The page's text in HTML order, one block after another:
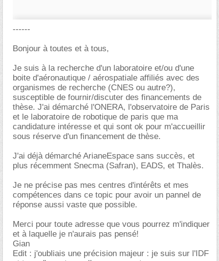
------
Bonjour à toutes et à tous,
Je suis à la recherche d'un laboratoire et/ou d'une
boite d'aéronautique / aérospatiale affiliés avec des
organismes de recherche (CNES ou autre?),
susceptible de fournir/discuter des financements de
thèse. J'ai démarché l'ONERA, l'observatoire de Paris
et le laboratoire de robotique de paris que ma
candidature intéresse et qui sont ok pour m'accueillir
sous réserve d'un financement de thèse.
J'ai déjà démarché ArianeEspace sans succès, et
plus récemment Snecma (Safran), EADS, et Thalès.
Je ne précise pas mes centres d'intérêts et mes
compétences dans ce topic pour avoir un pannel de
réponse aussi vaste que possible.
Merci pour toute adresse que vous pourrez m'indiquer
et à laquelle je n'aurais pas pensé!
Gian
Edit : j'oubliais une précision majeur : je suis sur l'IDF